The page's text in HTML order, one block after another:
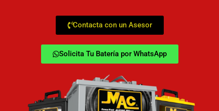
Contacta con un Asesor
Solicita Tu Batería por WhatsApp